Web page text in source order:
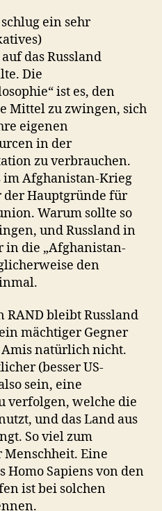
ein sehr
das Russland
Die
ist es, den
Mittel zu zwingen, sich
eigenen
in der
zu verbrauchen.
im Afghanistan-Krieg
der Hauptgründe für
Warum sollte so
und Russland in
in die „Afghanistan-
den
RAND bleibt Russland
mächtiger Gegner
Amis natürlich nicht.
(besser US-
sein, eine
verfolgen, welche die
und das Land aus
So viel zum
Eine
Homo Sapiens von den
ist bei solchen